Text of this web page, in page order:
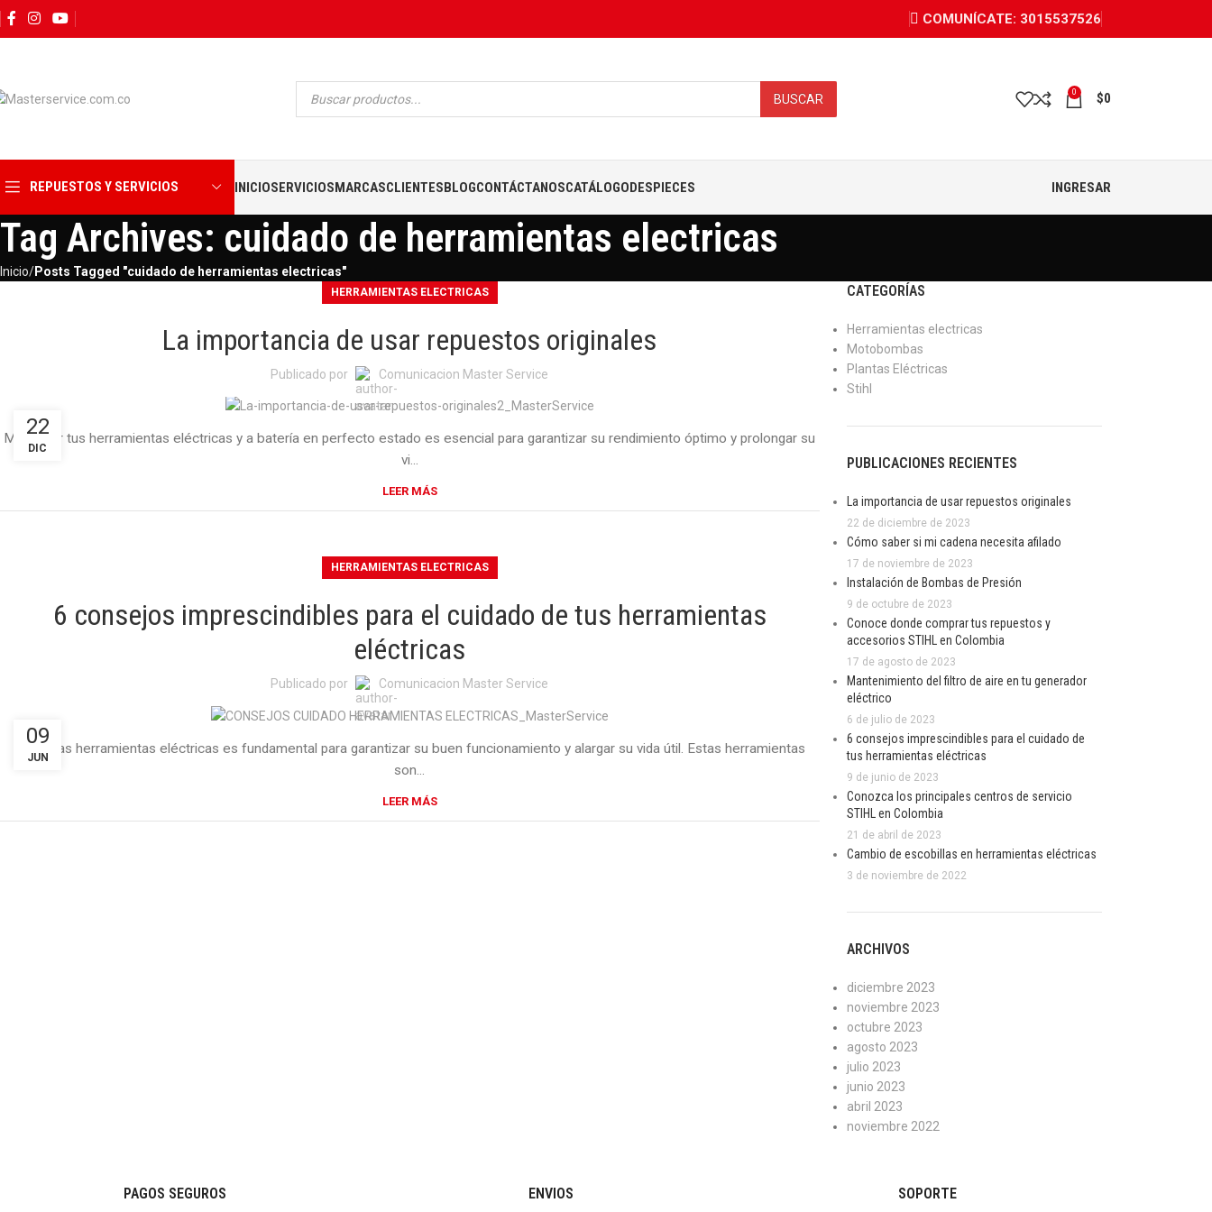
COMUNÍCATE: 3015537526
BUSCAR 0 $0
REPUESTOS Y SERVICIOS INICIOSERVICIOSMARCASCLIENTESBLOGCONTÁCTANOSCATÁLOGODESPIECES INGRESAR
Tag Archives: cuidado de herramientas electricas
Inicio Posts Tagged "cuidado de herramientas electricas"
HERRAMIENTAS ELECTRICAS
La importancia de usar repuestos originales
Publicado por Comunicacion Master Service
22
DIC
Mantener tus herramientas eléctricas y a batería en perfecto estado es esencial para garantizar su rendimiento óptimo y prolongar su
vi...
LEER MÁS
HERRAMIENTAS ELECTRICAS
6 consejos imprescindibles para el cuidado de tus herramientas
eléctricas
Publicado por Comunicacion Master Service
09
JUN
Cuidar las herramientas eléctricas es fundamental para garantizar su buen funcionamiento y alargar su vida útil. Estas herramientas
son...
LEER MÁS
CATEGORÍAS
Herramientas electricas
Motobombas
Plantas Eléctricas
Stihl
PUBLICACIONES RECIENTES
La importancia de usar repuestos originales
22 de diciembre de 2023
Cómo saber si mi cadena necesita afilado
17 de noviembre de 2023
Instalación de Bombas de Presión
9 de octubre de 2023
Conoce donde comprar tus repuestos y
accesorios STIHL en Colombia
17 de agosto de 2023
Mantenimiento del filtro de aire en tu generador
eléctrico
6 de julio de 2023
6 consejos imprescindibles para el cuidado de
tus herramientas eléctricas
9 de junio de 2023
Conozca los principales centros de servicio
STIHL en Colombia
21 de abril de 2023
Cambio de escobillas en herramientas eléctricas
3 de noviembre de 2022
ARCHIVOS
diciembre 2023
noviembre 2023
octubre 2023
agosto 2023
julio 2023
junio 2023
abril 2023
noviembre 2022
PAGOS SEGUROS ENVIOS SOPORTE